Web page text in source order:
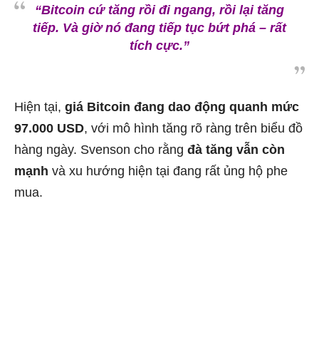
“Bitcoin cứ tăng rồi đi ngang, rồi lại tăng
tiếp. Và giờ nó đang tiếp tục bứt phá – rất
tích cực.”
Hiện tại, giá Bitcoin đang dao động quanh mức
97.000 USD, với mô hình tăng rõ ràng trên biểu đồ
hàng ngày. Svenson cho rằng đà tăng vẫn còn
mạnh và xu hướng hiện tại đang rất ủng hộ phe
mua.